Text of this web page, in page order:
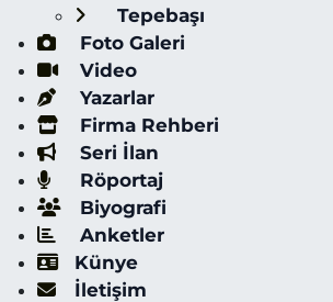
Tepebaşı
Foto Galeri
Video
Yazarlar
Firma Rehberi
Seri İlan
Röportaj
Biyografi
Anketler
Künye
İletişim